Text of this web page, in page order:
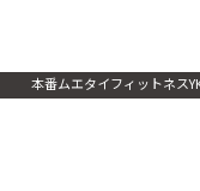
本番ムエタイフィットネス